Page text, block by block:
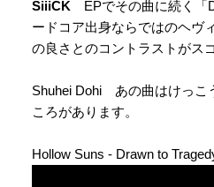
SiiiCK EPでその曲に続く「
ードコア出身ならではのヘヴ
の良さとのコントラストがス
Shuhei Dohi あの曲はけっこ
ころがあります。
Hollow Suns - Drawn to